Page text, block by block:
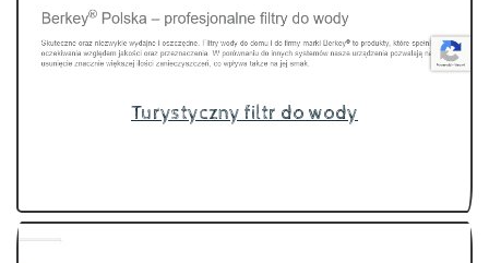
Turystyczny filtr do wody